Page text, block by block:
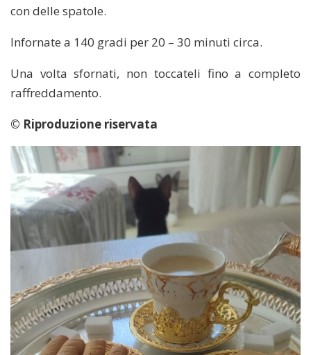
con delle spatole.
Infornate a 140 gradi per 20 – 30 minuti circa.
Una volta sfornati, non toccateli fino a completo
raffreddamento.
© Riproduzione riservata